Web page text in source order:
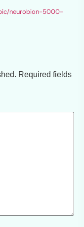
neurobion-5000-
Required fields